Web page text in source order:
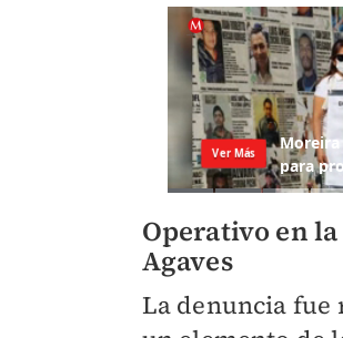
Operativo en
Agaves
La denuncia fue